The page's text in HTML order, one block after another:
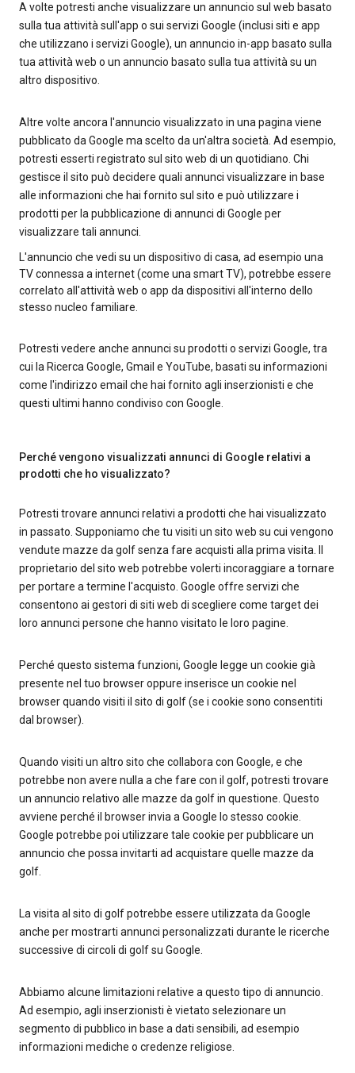
A volte potresti anche visualizzare un annuncio sul web basato
sulla tua attività sull'app o sui servizi Google (inclusi siti e app
che utilizzano i servizi Google), un annuncio in-app basato sulla
tua attività web o un annuncio basato sulla tua attività su un
altro dispositivo.
Altre volte ancora l'annuncio visualizzato in una pagina viene
pubblicato da Google ma scelto da un'altra società. Ad esempio,
potresti esserti registrato sul sito web di un quotidiano. Chi
gestisce il sito può decidere quali annunci visualizzare in base
alle informazioni che hai fornito sul sito e può utilizzare i
prodotti per la pubblicazione di annunci di Google per
visualizzare tali annunci.
L'annuncio che vedi su un dispositivo di casa, ad esempio una
TV connessa a internet (come una smart TV), potrebbe essere
correlato all'attività web o app da dispositivi all'interno dello
stesso nucleo familiare.
Potresti vedere anche annunci su prodotti o servizi Google, tra
cui la Ricerca Google, Gmail e YouTube, basati su informazioni
come l'indirizzo email che hai fornito agli inserzionisti e che
questi ultimi hanno condiviso con Google.
Perché vengono visualizzati annunci di Google relativi a
prodotti che ho visualizzato?
Potresti trovare annunci relativi a prodotti che hai visualizzato
in passato. Supponiamo che tu visiti un sito web su cui vengono
vendute mazze da golf senza fare acquisti alla prima visita. Il
proprietario del sito web potrebbe volerti incoraggiare a tornare
per portare a termine l'acquisto. Google offre servizi che
consentono ai gestori di siti web di scegliere come target dei
loro annunci persone che hanno visitato le loro pagine.
Perché questo sistema funzioni, Google legge un cookie già
presente nel tuo browser oppure inserisce un cookie nel
browser quando visiti il sito di golf (se i cookie sono consentiti
dal browser).
Quando visiti un altro sito che collabora con Google, e che
potrebbe non avere nulla a che fare con il golf, potresti trovare
un annuncio relativo alle mazze da golf in questione. Questo
avviene perché il browser invia a Google lo stesso cookie.
Google potrebbe poi utilizzare tale cookie per pubblicare un
annuncio che possa invitarti ad acquistare quelle mazze da
golf.
La visita al sito di golf potrebbe essere utilizzata da Google
anche per mostrarti annunci personalizzati durante le ricerche
successive di circoli di golf su Google.
Abbiamo alcune limitazioni relative a questo tipo di annuncio.
Ad esempio, agli inserzionisti è vietato selezionare un
segmento di pubblico in base a dati sensibili, ad esempio
informazioni mediche o credenze religiose.